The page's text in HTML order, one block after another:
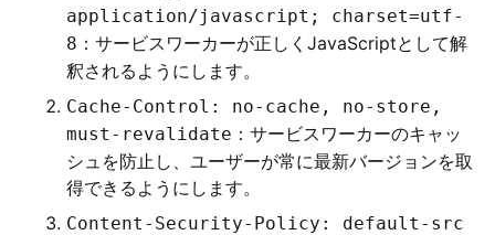
application/javascript; charset=utf-
8 ：サービスワーカーが正しくJavaScriptとして解
釈されるようにします。
Cache-Control: no-cache, no-store,
must-revalidate ：サービスワーカーのキャッ
シュを防止し、ユーザーが常に最新バージョンを取
得できるようにします。
Content-Security-Policy: default-src